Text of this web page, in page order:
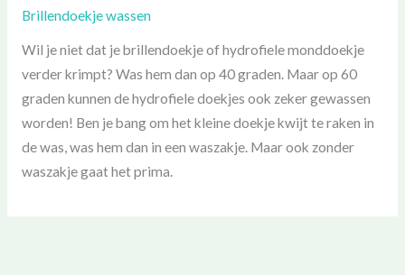
Brillendoekje wassen
Wil je niet dat je brillendoekje of hydrofiele monddoekje
verder krimpt? Was hem dan op 40 graden. Maar op 60
graden kunnen de hydrofiele doekjes ook zeker gewassen
worden! Ben je bang om het kleine doekje kwijt te raken in
de was, was hem dan in een waszakje. Maar ook zonder
waszakje gaat het prima.